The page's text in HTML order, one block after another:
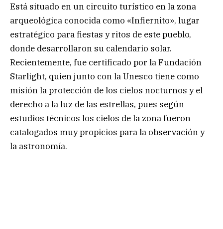
Está situado en un circuito turístico en la zona
arqueológica conocida como «Infiernito», lugar
estratégico para fiestas y ritos de este pueblo,
donde desarrollaron su calendario solar.
Recientemente, fue certificado por la Fundación
Starlight, quien junto con la Unesco tiene como
misión la protección de los cielos nocturnos y el
derecho a la luz de las estrellas, pues según
estudios técnicos los cielos de la zona fueron
catalogados muy propicios para la observación y
la astronomía.